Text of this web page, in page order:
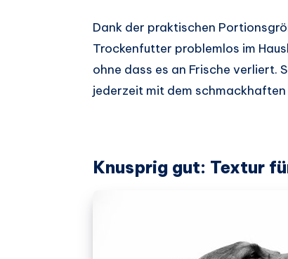
Dank der praktischen
Trockenfutter problemlos im
ohne dass es an Frische verliert.
jederzeit mit dem
Knusprig gut: Textur